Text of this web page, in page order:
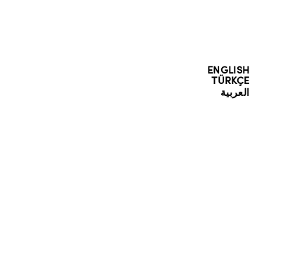
ENGLISH
TÜRKÇE
العربية